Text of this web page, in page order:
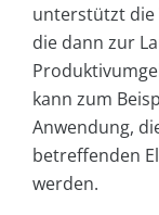
unterstützt die
die dann zur
kann zum
Anwendung,
betreffenden
werden.